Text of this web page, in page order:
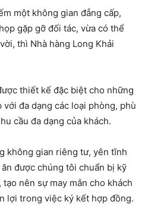
một không gian đẳng cấp,
gặp gỡ đối tác, vừa có thể
thì Nhà hàng Long Khải
thiết kế đặc biệt cho những
đa dạng các loại phòng, phù
cầu đa dạng của khách.
không gian riêng tư, yên tĩnh
được chúng tôi chuẩn bị kỹ
nên sự may mắn cho khách
lợi trong việc ký kết hợp đồng.